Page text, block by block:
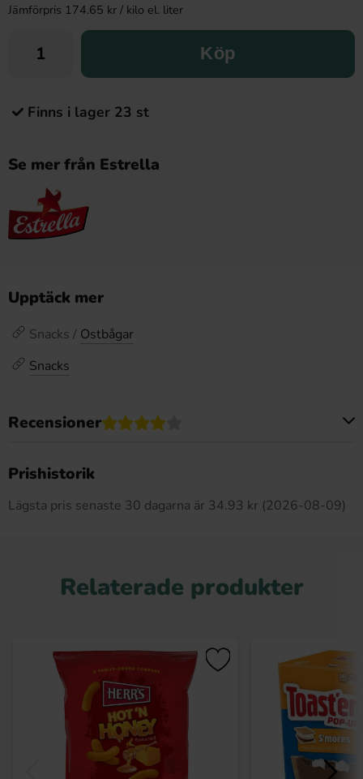
Jämförpris 174.65 kr / kilo el. liter
Köp
Finns i lager 23 st
Se mer från Estrella
Upptäck mer
Snacks / Ostbågar
Snacks
Recensioner
Prishistorik
Lägsta pris senaste 30 dagarna är 34.93 kr (2026-08-09)
Relaterade produkter